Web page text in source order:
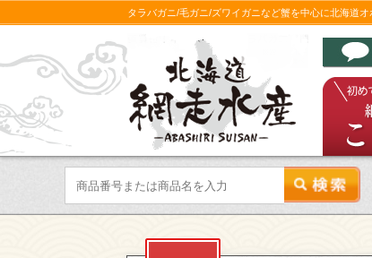
タラバガニ/毛ガニ/ズワイガニなど蟹を中心に北海道オ